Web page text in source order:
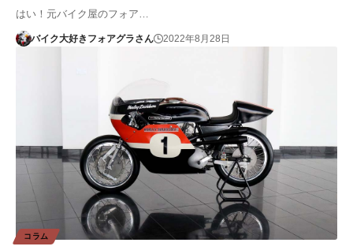
はい！元バイク屋のフォア…
バイク大好きフォアグラさん 2022年8月28日
コラム